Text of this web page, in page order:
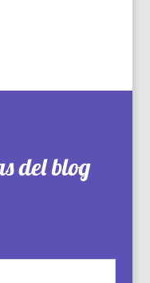
del blog